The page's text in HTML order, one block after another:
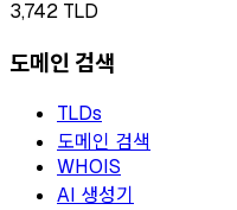
3,742 TLD
도메인 검색
TLDs
도메인 검색
WHOIS
AI 생성기